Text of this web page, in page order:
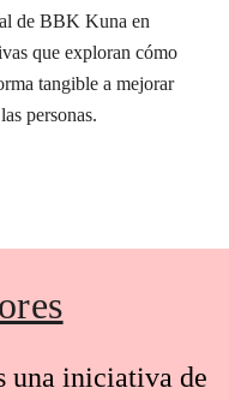
de BBK Kuna en
que exploran cómo
tangible a mejorar
personas.
una iniciativa de